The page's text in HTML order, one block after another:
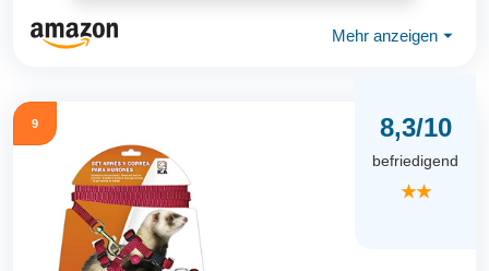
Mehr anzeigen ⏷
9 8,3/10
befriedigend
★★